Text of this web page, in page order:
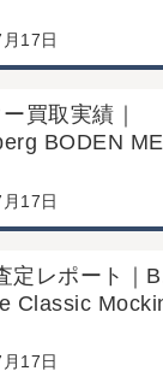
店舗にて買取
17日
買取実績｜
BODEN
舗にご来店
17日
定レポート｜
Classic
17日